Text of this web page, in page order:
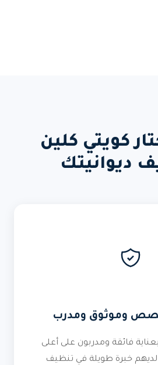
كويتي كلين
ديوانيتك
وموثوق ومدرب
فائقة ومدربون على أعلى
لديهم خبرة طويلة في تنظيف